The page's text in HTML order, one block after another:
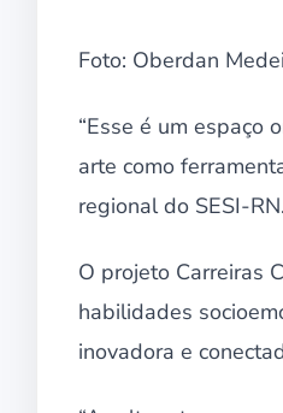
Foto: Oberdan
“Esse é um espaço
arte como
regional do SESI-RN.
O projeto Carreiras
habilidades
inovadora e